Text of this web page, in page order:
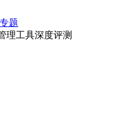
题
理工具深度评测